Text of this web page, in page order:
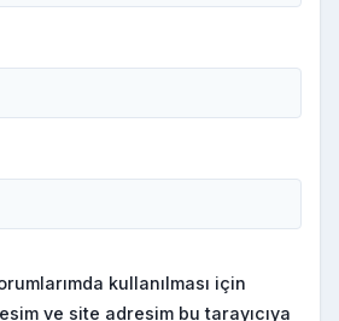
kullanılması için
ve site adresim bu tarayıcıya